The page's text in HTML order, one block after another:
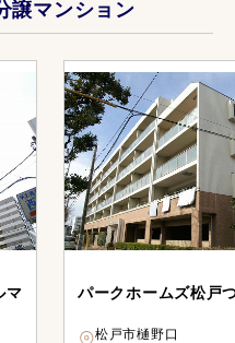
譲マンション
マ
パークホームズ松戸
松戸市樋野口